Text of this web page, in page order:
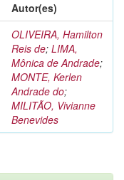
Autor(es)
OLIVEIRA, Hamilton
Reis de; LIMA,
Mônica de Andrade;
MONTE, Kerlen
Andrade do;
MILITÃO, Vivianne
Benevides